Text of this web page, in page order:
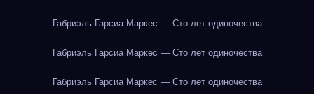
Габриэль Гарсиа Маркес — Сто лет одиночества
Габриэль Гарсиа Маркес — Сто лет одиночества
Габриэль Гарсиа Маркес — Сто лет одиночества